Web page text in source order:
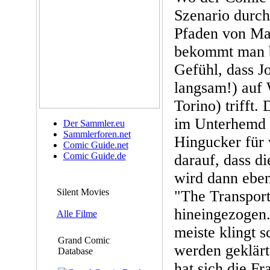
Der Sammler.eu
Sammlerforen.net
Comic Guide.net
Comic Guide.de
Silent Movies
Alle Filme
Grand Comic
Database
Szenario
Pfaden von
bekommt man
Gefühl, dass
langsam!) auf
Torino) trifft.
im
Hingucker für
darauf, dass
wird dann
"The
meiste klingt
werden